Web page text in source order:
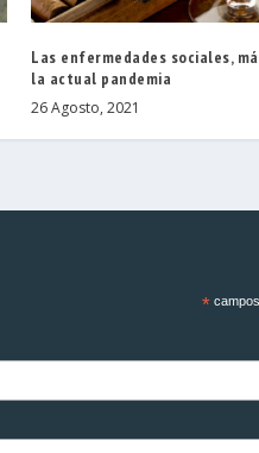
Las enfermedades sociales,
la actual pandemia
26 Agosto, 2021
*